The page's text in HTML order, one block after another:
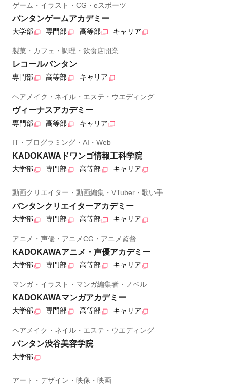
ゲーム・イラスト・CG・eスポーツ
バンタンゲームアカデミー
大学部 専門部 高等部 キャリア
製菓・カフェ・調理・飲食店開業
レコールバンタン
専門部 高等部 キャリア
ヘアメイク・ネイル・エステ・ウエディング
ヴィーナスアカデミー
専門部 高等部 キャリア
IT・プログラミング・AI・Web
KADOKAWAドワンゴ情報工科学院
大学部 専門部 高等部 キャリア
動画クリエイター・動画編集・VTuber・歌い手
バンタンクリエイターアカデミー
大学部 専門部 高等部 キャリア
アニメ・声優・アニメCG・アニメ監督
KADOKAWAアニメ・声優アカデミー
大学部 専門部 高等部 キャリア
マンガ・イラスト・マンガ編集者・ノベル
KADOKAWAマンガアカデミー
大学部 専門部 高等部 キャリア
ヘアメイク・ネイル・エステ・ウエディング
バンタン渋谷美容学院
大学部
アート・デザイン・映像・映画